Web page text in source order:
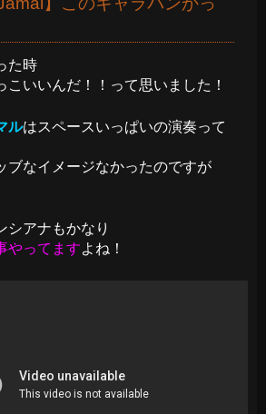
た時
こいいんだ！！って思いました！
ルはスペースいっぱいの演奏って
ブなイメージなかったのですが
シアナもかなり
やってますよね！